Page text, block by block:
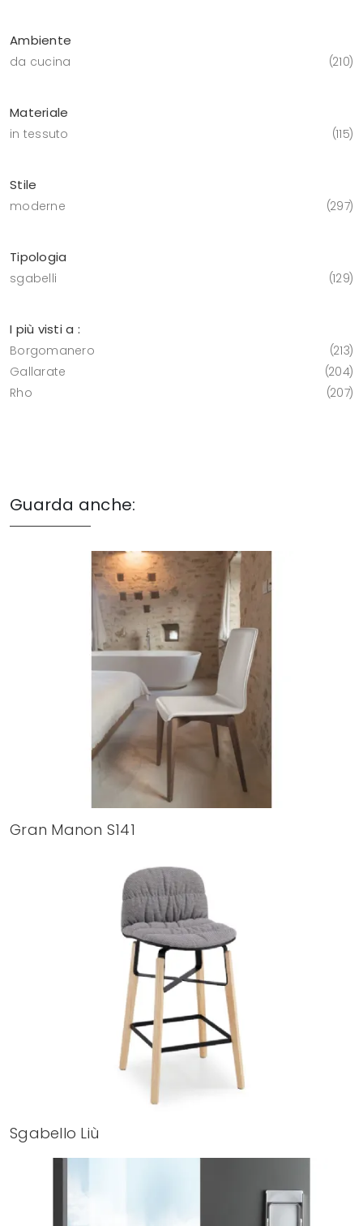
Ambiente
da cucina 210
Materiale
in tessuto 115
Stile
moderne 297
Tipologia
sgabelli 129
I più visti a :
Borgomanero
213
Gallarate
204
Rho
207
Guarda anche:
Gran Manon S141
Sgabello Liù